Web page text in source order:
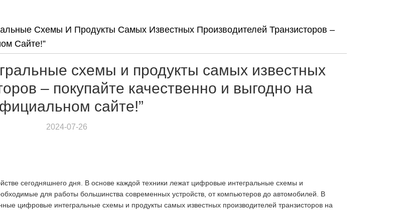
Схемы И Продукты Самых Известных Производителей Транзисторов –
Сайте!”
схемы и продукты самых известных
– покупайте качественно и выгодно на
сайте!”
2024-07-26
сегодняшнего дня. В основе каждой техники лежат цифровые интегральные схемы и
для работы большинства современных устройств, от компьютеров до автомобилей. В
цифровые интегральные схемы и продукты самых известных производителей транзисторов на